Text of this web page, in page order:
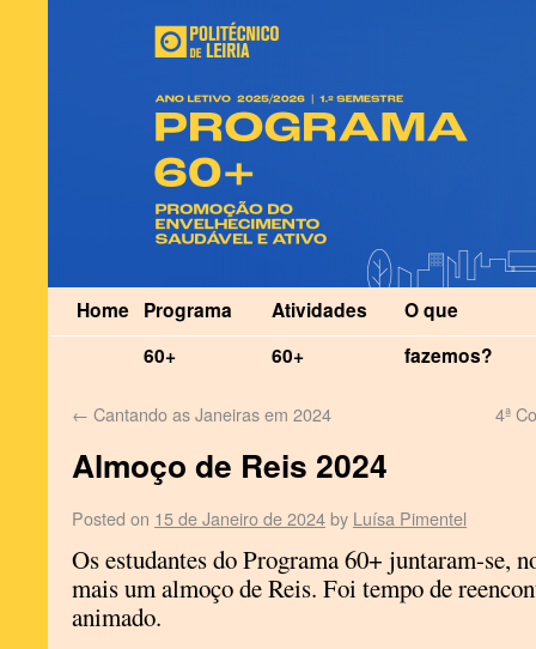
Home Programa
60+
Atividades
60+
O que
fazemos?
← Cantando as Janeiras em 2024 4ª
Almoço de Reis 2024
Posted on 15 de Janeiro de 2024by Luísa Pimentel
Os estudantes do Programa 60+ juntaram-se,
mais um almoço de Reis. Foi tempo de
animado.